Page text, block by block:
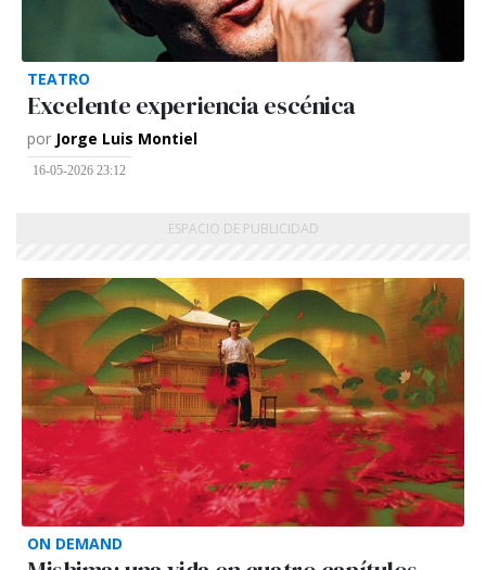
TEATRO
Excelente experiencia escénica
por Jorge Luis Montiel
16-05-2026 23:12
ON DEMAND